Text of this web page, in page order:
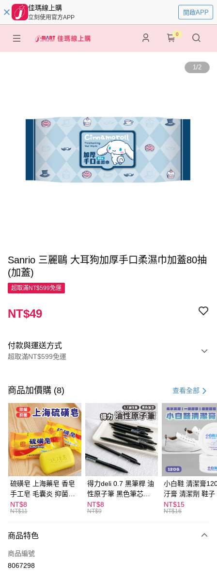
佳瑪線上購
立刻使用官方APP
開啟APP
0
1/2
Sanrio 三麗鷗 大耳狗加厚手口柔濕巾加蓋80抽
(加蓋)
超取滿NT$599免運
NT$49
付款與運送方式
超取滿NT$599免運
信用卡一次付款
超商取貨付款
LINE Pay
Apple Pay
街口支付
悠遊付
ATM付款
全家取貨付款
每筆NT$60，滿NT$599(含以上)免運費
付款後全家取貨
商品加價購 (8) 查看全部
硫磺皂 上海藥皂 香皂
手工皂 毛囊炎 抑菌除
蟎 清潔護膚 去油去痘
寵物皮膚病 狗狗貓咪
NT$8
NT$11
得力deli 0.7 黑筆桿 油
性原子筆 黑色筆芯
S304
NT$8
NT$9
小白鞋 清潔膏
汙膏 清潔劑 鞋子
漬 白皮鞋 鞋油
NT$15
NT$16
商品特色
商品編號
8067298